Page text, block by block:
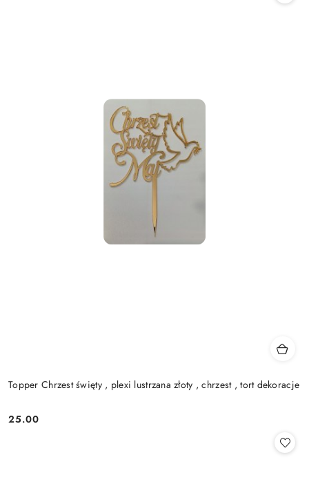
Topper Chrzest święty , plexi lustrzana złoty , chrzest , tort dekoracje
Cena:
25.00